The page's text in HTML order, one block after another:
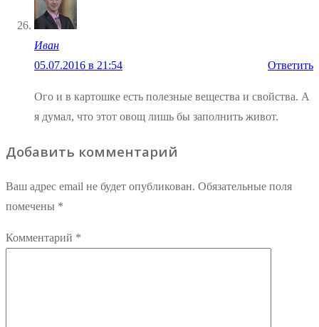
Иван
05.07.2016 в 21:54
Ответить
Ого и в картошке есть полезные вещества и свойства. А
я думал, что этот овощ лишь бы заполнить живот.
Добавить комментарий
Ваш адрес email не будет опубликован. Обязательные поля
помечены *
Комментарий *